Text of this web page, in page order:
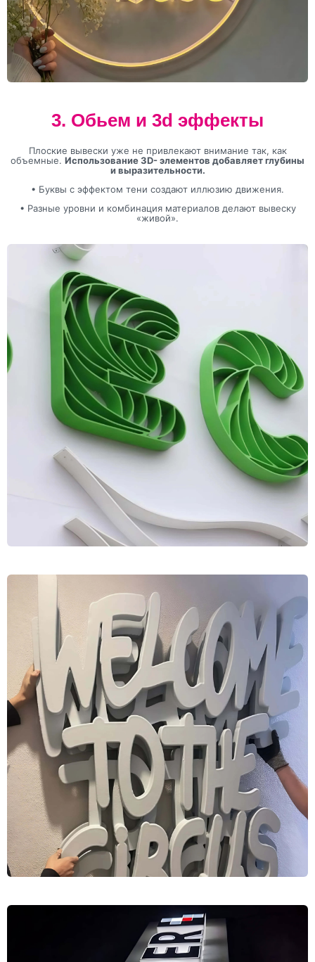
3. Обьем и 3d эффекты
Плоские вывески уже не привлекают внимание так, как
объемные. Использование 3D- элементов добавляет глубины
и выразительности.
• Буквы с эффектом тени создают иллюзию движения.
• Разные уровни и комбинация материалов делают вывеску
«живой».